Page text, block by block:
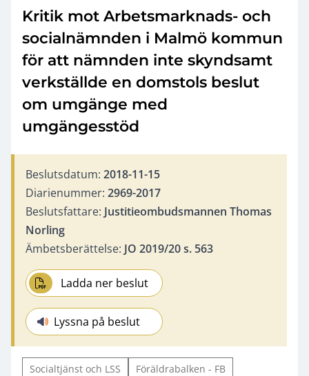
Kritik mot Arbetsmarknads- och
socialnämnden i Malmö kommun
för att nämnden inte skyndsamt
verkställde en domstols beslut
om umgänge med
umgängesstöd
Beslutsdatum: 2018-11-15
Diarienummer: 2969-2017
Beslutsfattare: Justitieombudsmannen Thomas
Norling
Ämbetsberättelse: JO 2019/20 s. 563
Ladda ner beslut
Lyssna på beslut
Socialtjänst och LSS
Föräldrabalken - FB